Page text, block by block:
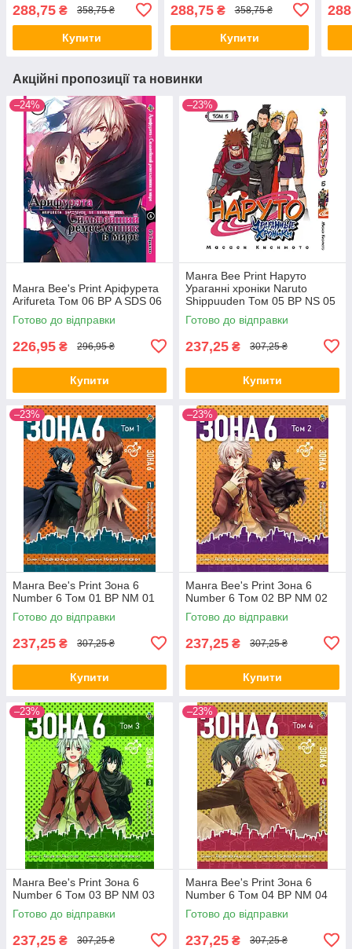
RE 01
288,75 ₴ 358,75 ₴
Купити
RE 02
288,75₴ 358,75 ₴
Купити
RE
Акційні пропозиції та новинки
–24%
Манга Bee's Print Аріфурета
Arifureta Том 06 ВР A SDS 06
Готово до відправки
226,95 ₴ 296,95 ₴
Купити
–23%
Манга Bee Print Наруто
Ураганні хроніки Naruto
Shippuuden Том 05 ВР NS 05
Готово до відправки
237,25 ₴ 307,25 ₴
Купити
–23%
Манга Bee's Print Зона 6
Number 6 Том 01 ВР NM 01
Готово до відправки
237,25 ₴ 307,25 ₴
Купити
–23%
Манга Bee's Print Зона 6
Number 6 Том 02 ВР NM 02
Готово до відправки
237,25 ₴ 307,25 ₴
Купити
–23%
Манга Bee's Print Зона 6
Number 6 Том 03 ВР NM 03
Готово до відправки
237,25 ₴ 307,25 ₴
–23%
Манга Bee's Print Зона 6
Number 6 Том 04 ВР NM 04
Готово до відправки
237,25 ₴ 307,25 ₴